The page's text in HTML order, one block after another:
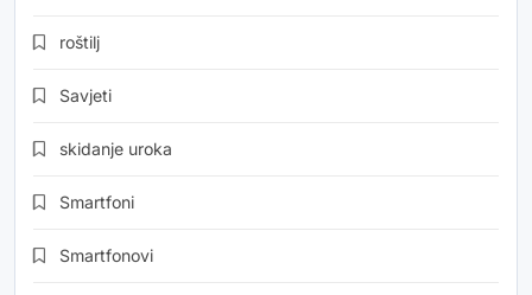
roštilj
Savjeti
skidanje uroka
Smartfoni
Smartfonovi